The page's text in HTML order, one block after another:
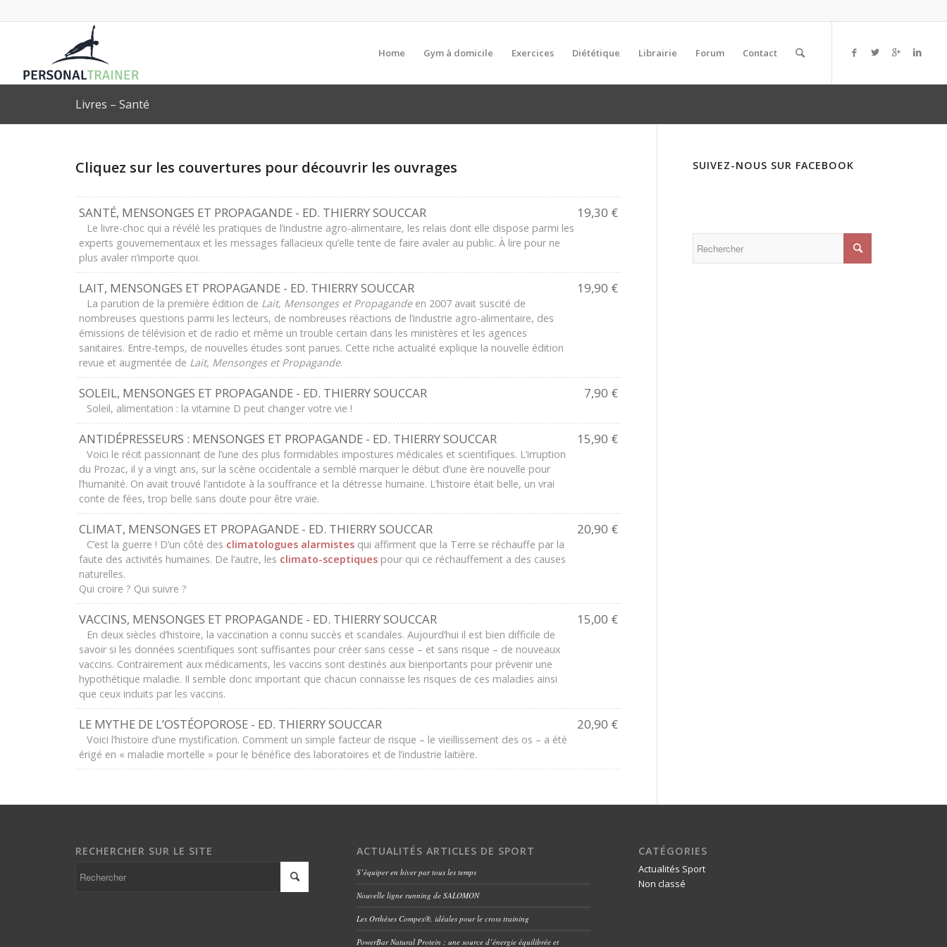
Home Gym à domicile Exercices Diététique Librairie Forum Contact
Livres – Santé
Cliquez sur les couvertures pour découvrir les ouvrages
SANTÉ, MENSONGES ET PROPAGANDE - ED. THIERRY SOUCCAR 19,30 €
Le livre-choc qui a révélé les pratiques de l’industrie agro-alimentaire, les relais dont elle dispose parmi les
experts gouvernementaux et les messages fallacieux qu’elle tente de faire avaler au public. À lire pour ne
plus avaler n’importe quoi.
LAIT, MENSONGES ET PROPAGANDE - ED. THIERRY SOUCCAR 19,90 €
La parution de la première édition de Lait, Mensonges et Propagandeen 2007 avait suscité de
nombreuses questions parmi les lecteurs, de nombreuses réactions de l’industrie agro-alimentaire, des
émissions de télévision et de radio et même un trouble certain dans les ministères et les agences
sanitaires. Entre-temps, de nouvelles études sont parues. Cette riche actualité explique la nouvelle édition
revue et augmentée de Lait, Mensonges et Propagande.
SOLEIL, MENSONGES ET PROPAGANDE - ED. THIERRY SOUCCAR 7,90 €
Soleil, alimentation : la vitamine D peut changer votre vie !
ANTIDÉPRESSEURS : MENSONGES ET PROPAGANDE - ED. THIERRY SOUCCAR 15,90 €
Voici le récit passionnant de l’une des plus formidables impostures médicales et scientifiques. L’irruption
du Prozac, il y a vingt ans, sur la scène occidentale a semblé marquer le début d’une ère nouvelle pour
l’humanité. On avait trouvé l’antidote à la souffrance et la détresse humaine. L’histoire était belle, un vrai
conte de fées, trop belle sans doute pour être vraie.
CLIMAT, MENSONGES ET PROPAGANDE - ED. THIERRY SOUCCAR 20,90 €
C’est la guerre ! D’un côté des climatologues alarmistes qui affirment que la Terre se réchauffe par la
faute des activités humaines. De l’autre, les climato-sceptiques pour qui ce réchauffement a des causes
naturelles.
Qui croire ? Qui suivre ?
VACCINS, MENSONGES ET PROPAGANDE - ED. THIERRY SOUCCAR 15,00 €
En deux siècles d’histoire, la vaccination a connu succès et scandales. Aujourd’hui il est bien difficile de
savoir si les données scientifiques sont suffisantes pour créer sans cesse – et sans risque – de nouveaux
vaccins. Contrairement aux médicaments, les vaccins sont destinés aux bienportants pour prévenir une
hypothétique maladie. Il semble donc important que chacun connaisse les risques de ces maladies ainsi
que ceux induits par les vaccins.
LE MYTHE DE L’OSTÉOPOROSE - ED. THIERRY SOUCCAR 20,90 €
Voici l’histoire d’une mystification. Comment un simple facteur de risque – le vieillissement des os – a été
érigé en « maladie mortelle » pour le bénéfice des laboratoires et de l’industrie laitière.
SUIVEZ-NOUS SUR FACEBOOK
RECHERCHER SUR LE SITE ACTUALITÉS ARTICLES DE SPORT
S’équiper en hiver par tous les temps
Nouvelle ligne running de SALOMON
Les Orthèses Compex®, idéales pour le cross training
PowerBar Natural Protein : une source d’énergie équilibrée et
CATÉGORIES
Actualités Sport
Non classé